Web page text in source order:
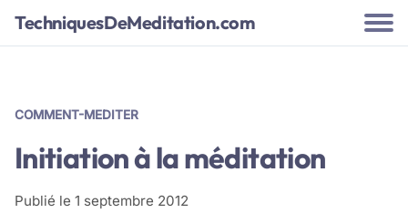
TechniquesDeMeditation.com
COMMENT-MEDITER
Initiation à la méditation
Publié le 1 septembre 2012